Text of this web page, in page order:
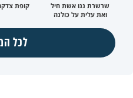
שרשרת ננו אשת חיל
ואת עלית על כולנה
קופת
לכל